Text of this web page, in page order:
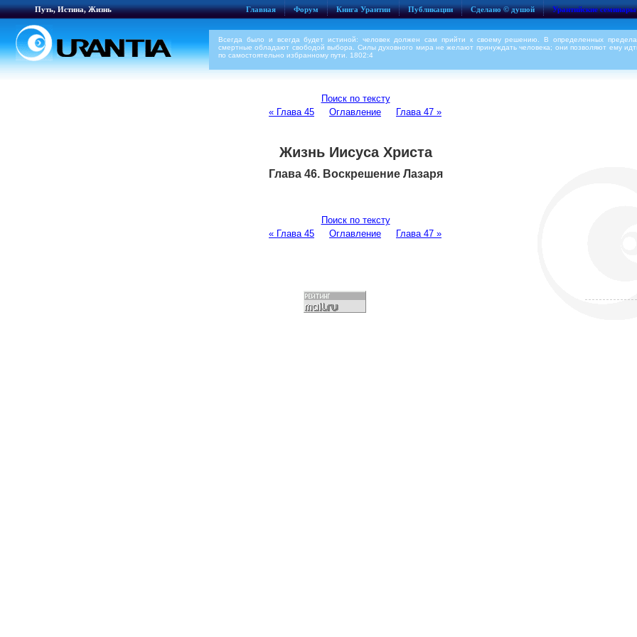
Путь, Истина, Жизнь Главная Форум Книга Урантии Публикации Сделано © душой Урантийские семинары
Всегда было и всегда будет истиной: человек должен сам прийти к своему решению. В определенных
смертные обладают свободой выбора. Силы духовного мира не желают принуждать человека; они позволяют ему
по самостоятельно избранному пути. 1802:4
Поиск по тексту
« Глава 45
Оглавление Глава 47 »
Жизнь Иисуса Христа
Глава 46. Воскрешение Лазаря
Поиск по тексту
« Глава 45
Оглавление Глава 47 »